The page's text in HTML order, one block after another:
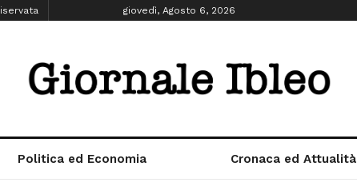
giovedì, Agosto 6, 2026
Politica ed Economia Cronaca ed Attualità